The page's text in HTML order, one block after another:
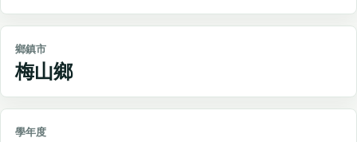
鄉鎮市
梅山鄉
學年度